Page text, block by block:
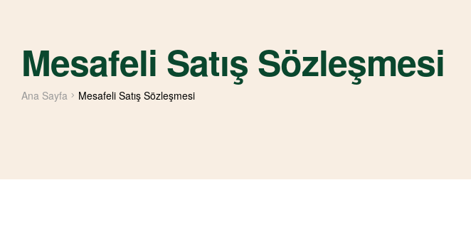
Mesafeli Satış Sözleşmesi
Ana Sayfa Mesafeli Satış Sözleşmesi